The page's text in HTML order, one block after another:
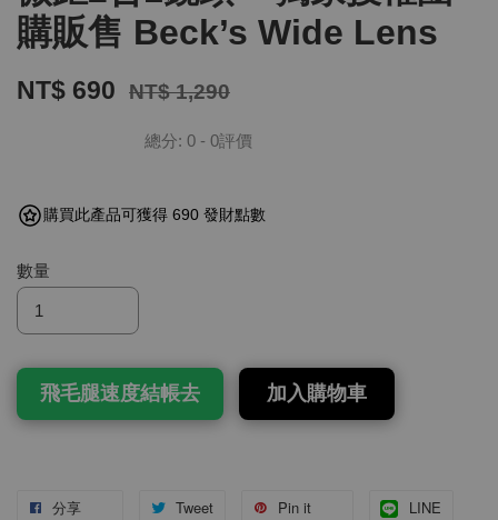
購販售 Beck’s Wide Lens
NT$ 690 NT$ 1,290
總分: 0 - 0評價
購買此產品可獲得 690 發財點數
數量
飛毛腿速度結帳去 加入購物車
分享 Tweet Pin it LINE